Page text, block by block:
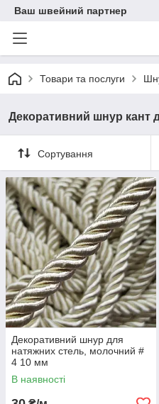
Ваш швейний партнер
Товари та послуги
Декоративний шнур кант
Сортування
Декоративний шнур для
натяжних стель, молочний #
4 10 мм
В наявності